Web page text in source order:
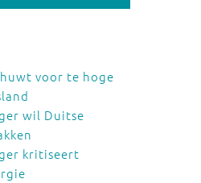
voor te hoge
wil Duitse
kritiseert